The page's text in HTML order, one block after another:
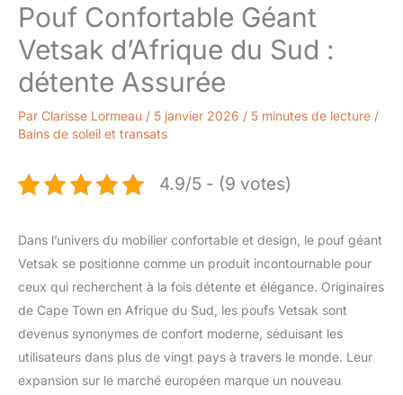
Pouf Confortable Géant
Vetsak d’Afrique du Sud :
détente Assurée
Par Clarisse Lormeau / 5 janvier 2026 / 5 minutes de lecture /
Bains de soleil et transats
4.9/5 - (9 votes)
Dans l’univers du mobilier confortable et design, le pouf géant
Vetsak se positionne comme un produit incontournable pour
ceux qui recherchent à la fois détente et élégance. Originaires
de Cape Town en Afrique du Sud, les poufs Vetsak sont
devenus synonymes de confort moderne, séduisant les
utilisateurs dans plus de vingt pays à travers le monde. Leur
expansion sur le marché européen marque un nouveau